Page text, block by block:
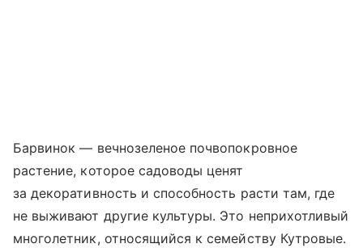
Барвинок — вечнозеленое почвопокровное
растение, которое садоводы ценят
за декоративность и способность расти там, где
не выживают другие культуры. Это неприхотливый
многолетник, относящийся к семейству Кутровые.